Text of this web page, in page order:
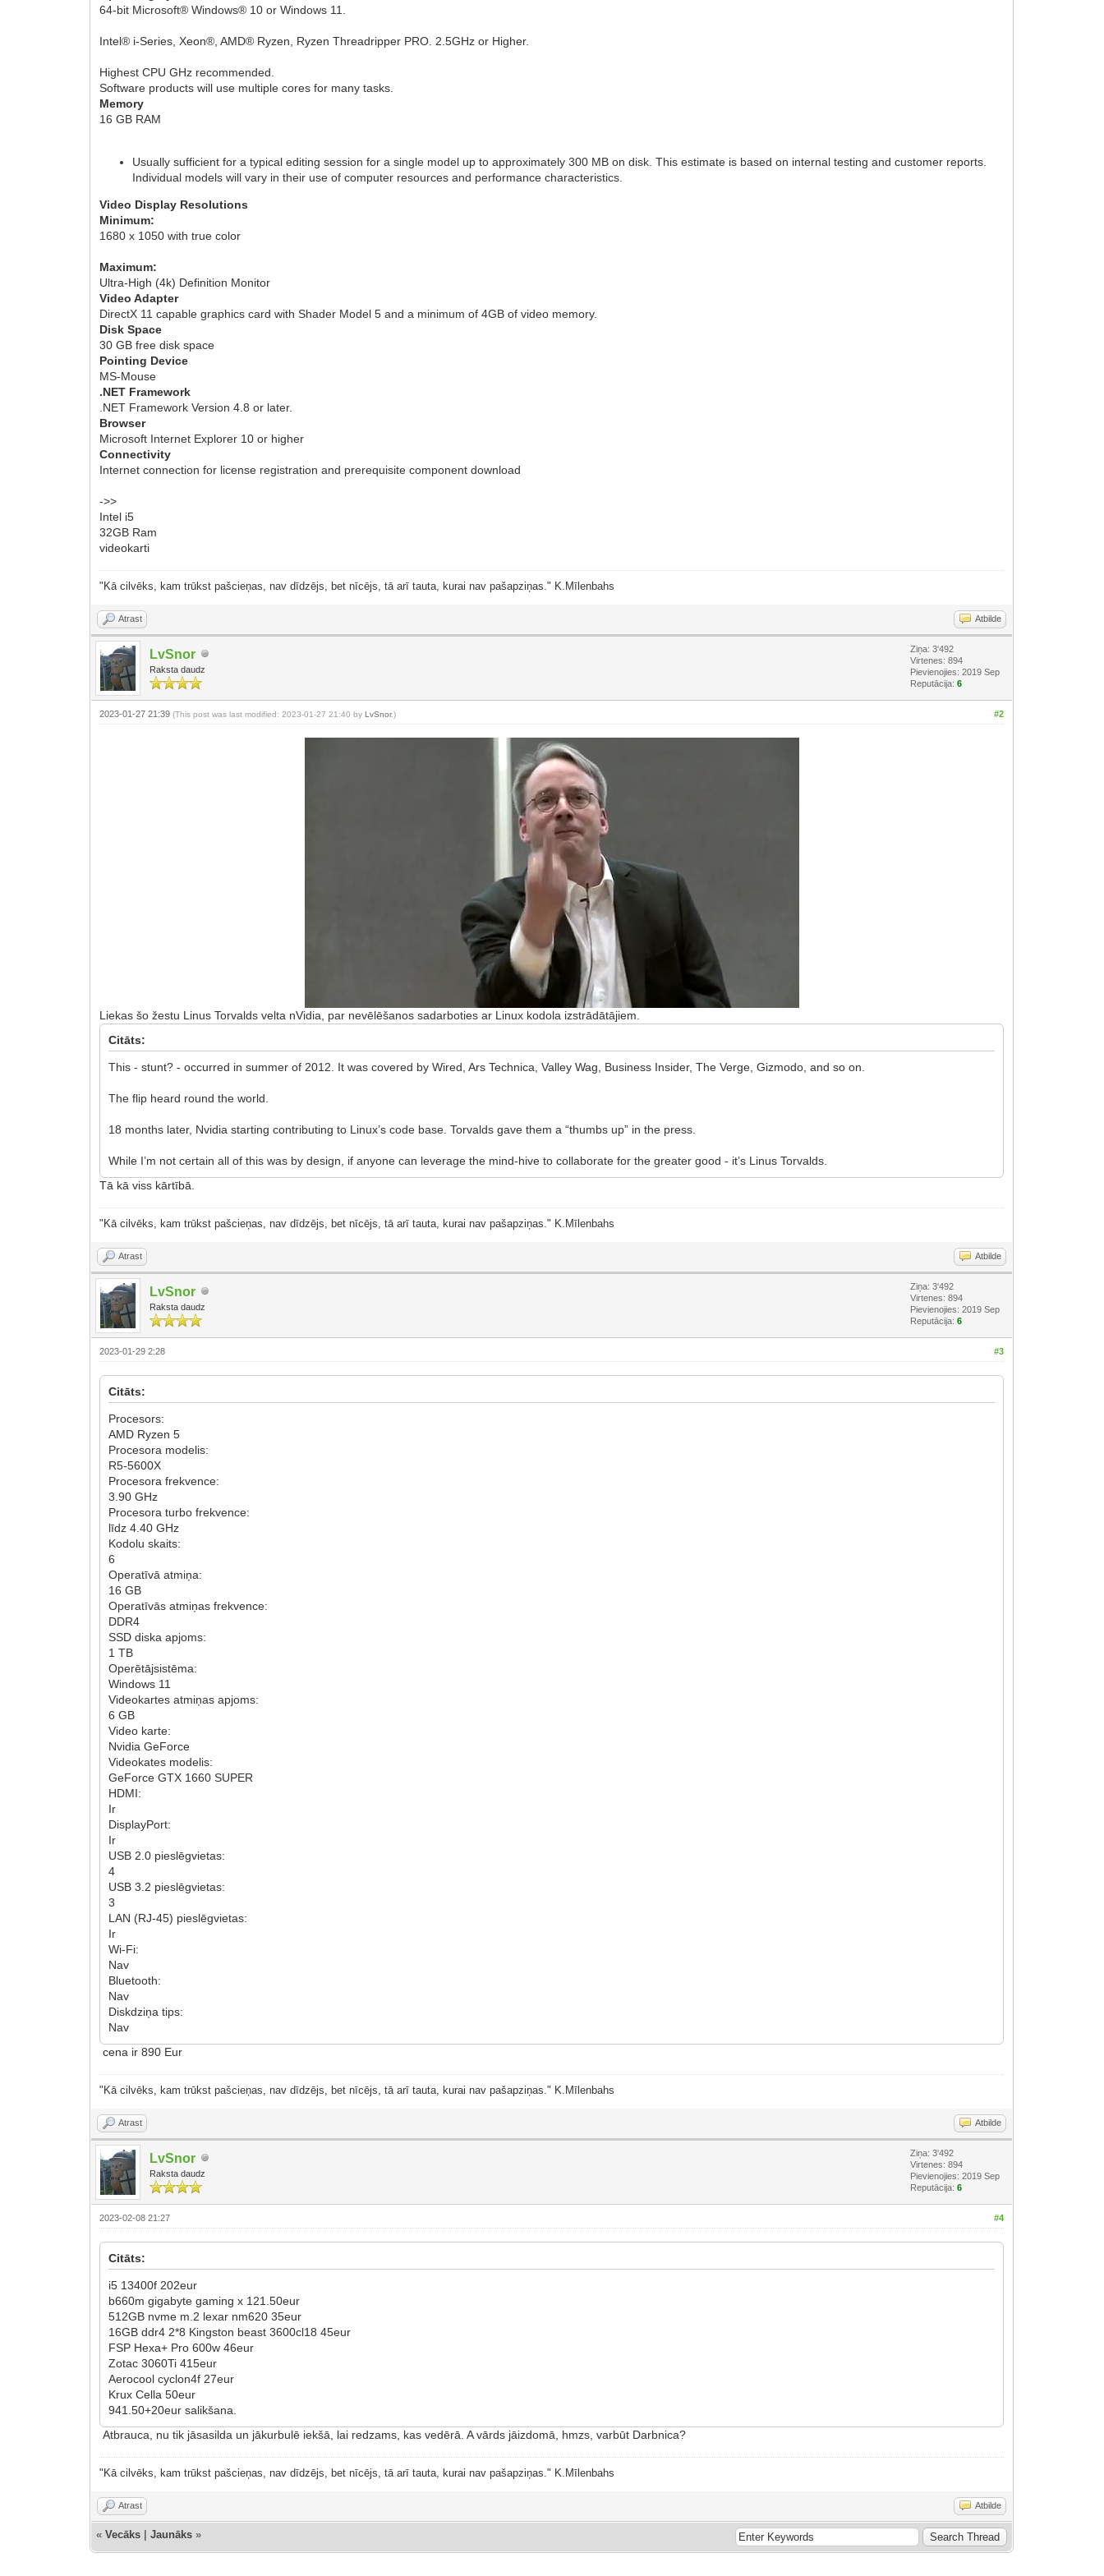
64-bit Microsoft® Windows® 10 or Windows 11.
Intel® i-Series, Xeon®, AMD® Ryzen, Ryzen Threadripper PRO. 2.5GHz or Higher.
Highest CPU GHz recommended.
Software products will use multiple cores for many tasks.
Memory
16 GB RAM
Usually sufficient for a typical editing session for a single model up to approximately 300 MB on disk. This estimate is based on internal testing and customer reports.
Individual models will vary in their use of computer resources and performance characteristics.
Video Display Resolutions
Minimum:
1680 x 1050 with true color
Maximum:
Ultra-High (4k) Definition Monitor
Video Adapter
DirectX 11 capable graphics card with Shader Model 5 and a minimum of 4GB of video memory.
Disk Space
30 GB free disk space
Pointing Device
MS-Mouse
.NET Framework
.NET Framework Version 4.8 or later.
Browser
Microsoft Internet Explorer 10 or higher
Connectivity
Internet connection for license registration and prerequisite component download
->>
Intel i5
32GB Ram
videokarti
"Kā cilvēks, kam trūkst pašcieņas, nav dīdzējs, bet nīcējs, tā arī tauta, kurai nav pašapziņas." K.Mīlenbahs
Atrast Atbilde
LvSnor
Raksta daudz
Ziņa: 3'492
Virtenes: 894
Pievienojies: 2019 Sep
Reputācija:6
#2
2023-01-27 21:39(This post was last modified: 2023-01-27 21:40 byLvSnor.)
Liekas šo žestu Linus Torvalds velta nVidia, par nevēlēšanos sadarboties ar Linux kodola izstrādātājiem.
Citāts:
This - stunt? - occurred in summer of 2012. It was covered by Wired, Ars Technica, Valley Wag, Business Insider, The Verge, Gizmodo, and so on.
The flip heard round the world.
18 months later, Nvidia starting contributing to Linux’s code base. Torvalds gave them a “thumbs up” in the press.
While I’m not certain all of this was by design, if anyone can leverage the mind-hive to collaborate for the greater good - it’s Linus Torvalds.
Tā kā viss kārtībā.
"Kā cilvēks, kam trūkst pašcieņas, nav dīdzējs, bet nīcējs, tā arī tauta, kurai nav pašapziņas." K.Mīlenbahs
Atrast Atbilde
LvSnor
Raksta daudz
Ziņa: 3'492
Virtenes: 894
Pievienojies: 2019 Sep
Reputācija:6
#3
2023-01-29 2:28
Citāts:
Procesors:
AMD Ryzen 5
Procesora modelis:
R5-5600X
Procesora frekvence:
3.90 GHz
Procesora turbo frekvence:
līdz 4.40 GHz
Kodolu skaits:
6
Operatīvā atmiņa:
16 GB
Operatīvās atmiņas frekvence:
DDR4
SSD diska apjoms:
1 TB
Operētājsistēma:
Windows 11
Videokartes atmiņas apjoms:
6 GB
Video karte:
Nvidia GeForce
Videokates modelis:
GeForce GTX 1660 SUPER
HDMI:
Ir
DisplayPort:
Ir
USB 2.0 pieslēgvietas:
4
USB 3.2 pieslēgvietas:
3
LAN (RJ-45) pieslēgvietas:
Ir
Wi-Fi:
Nav
Bluetooth:
Nav
Diskdziņa tips:
Nav
cena ir 890 Eur
"Kā cilvēks, kam trūkst pašcieņas, nav dīdzējs, bet nīcējs, tā arī tauta, kurai nav pašapziņas." K.Mīlenbahs
Atrast Atbilde
LvSnor
Raksta daudz
Ziņa: 3'492
Virtenes: 894
Pievienojies: 2019 Sep
Reputācija:6
#4
2023-02-08 21:27
Citāts:
i5 13400f 202eur
b660m gigabyte gaming x 121.50eur
512GB nvme m.2 lexar nm620 35eur
16GB ddr4 2*8 Kingston beast 3600cl18 45eur
FSP Hexa+ Pro 600w 46eur
Zotac 3060Ti 415eur
Aerocool cyclon4f 27eur
Krux Cella 50eur
941.50+20eur salikšana.
Atbrauca, nu tik jāsasilda un jākurbulē iekšā, lai redzams, kas vedērā. A vārds jāizdomā, hmzs, varbūt Darbnica?
"Kā cilvēks, kam trūkst pašcieņas, nav dīdzējs, bet nīcējs, tā arī tauta, kurai nav pašapziņas." K.Mīlenbahs
Atrast Atbilde
«Vecāks |Jaunāks »